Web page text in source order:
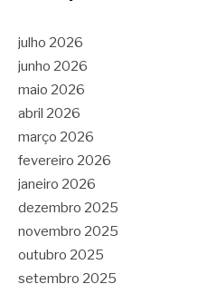
julho 2026
junho 2026
maio 2026
abril 2026
março 2026
fevereiro 2026
janeiro 2026
dezembro 2025
novembro 2025
outubro 2025
setembro 2025